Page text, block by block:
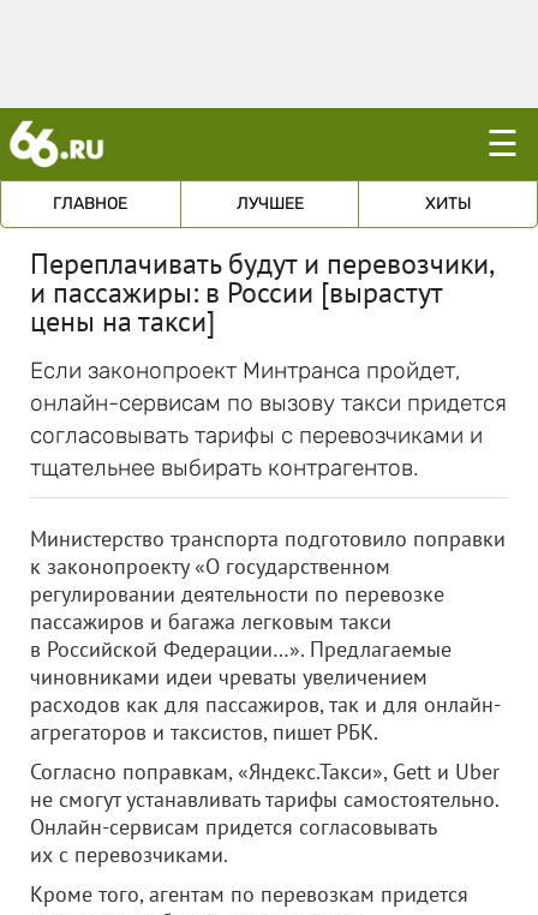
☰
ГЛАВНОЕ ЛУЧШЕЕ ХИТЫ
Переплачивать будут и перевозчики,
и пассажиры: в России [вырастут
цены на такси]
Если законопроект Минтранса пройдет,
онлайн-сервисам по вызову такси придется
согласовывать тарифы с перевозчиками и
тщательнее выбирать контрагентов.
Министерство транспорта подготовило поправки
к законопроекту «О государственном
регулировании деятельности по перевозке
пассажиров и багажа легковым такси
в Российской Федерации…». Предлагаемые
чиновниками идеи чреваты увеличением
расходов как для пассажиров, так и для онлайн-
агрегаторов и таксистов, пишет РБК.
Согласно поправкам, «Яндекс.Такси», Gett и Uber
не смогут устанавливать тарифы самостоятельно.
Онлайн-сервисам придется согласовывать
их с перевозчиками.
Кроме того, агентам по перевозкам придется